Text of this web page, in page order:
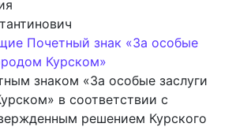
Почетный знак «За особые
Курском»
знаком «За особые заслуги
в соответствии с
решением Курского